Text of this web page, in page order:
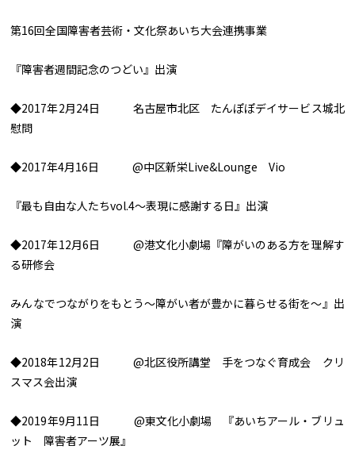
第16回全国障害者芸術・文化祭あいち大会連携事業
『障害者週間記念のつどい』出演
◆2017年2月24日 名古屋市北区 たんぽぽデイサービス城北
慰問
◆2017年4月16日 @中区新栄Live&Lounge Vio
『最も自由な人たちvol.4～表現に感謝する日』出演
◆2017年12月6日 @港文化小劇場『障がいのある方を理解す
る研修会
みんなでつながりをもとう～障がい者が豊かに暮らせる街を～』出
演
◆2018年12月2日 @北区役所講堂 手をつなぐ育成会 クリ
スマス会出演
◆2019年9月11日 @東文化小劇場 『あいちアール・ブリュ
ット 障害者アーツ展』